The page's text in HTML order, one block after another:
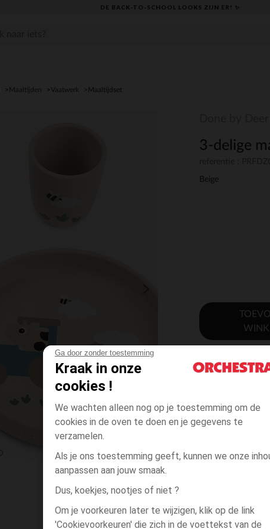
Ga door zonder toestemming
Kraak in onze
cookies !
We wachten alleen nog op je toestemming om de
cookies in de oven te doen en je gegevens te
verzamelen.
Als je ons toestemming geeft, kunnen we onze
aanpassen aan jouw smaak.
Dus, koekjes, nootjes of niet ?
Om je voorkeuren later te wijzigen, klik op de link
'Cookievoorkeuren' die zich in de voettekst van de
DE BACK-TO-SCHOOL LOOKS ZIJN ER! ✨
Maaltijden Vaatwerk Maaltijdset
3-delige
Beige
2 tot 4 dagen